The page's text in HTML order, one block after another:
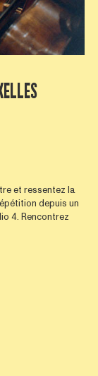
et ressentez la
depuis un
4. Rencontrez